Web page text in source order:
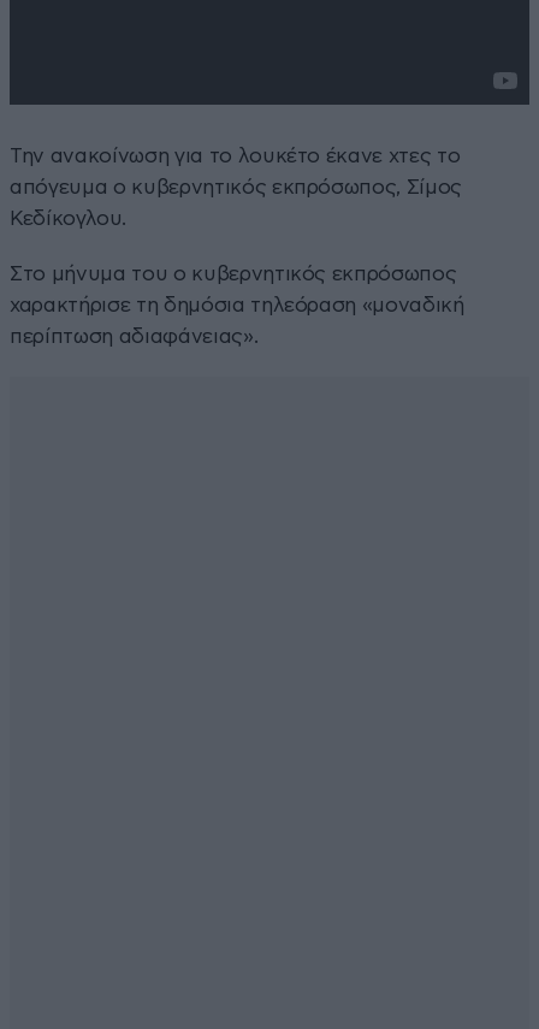
Την ανακοίνωση για το λουκέτο έκανε χτες το
απόγευμα ο κυβερνητικός εκπρόσωπος, Σίμος
Κεδίκογλου.
Στο μήνυμα του ο κυβερνητικός εκπρόσωπος
χαρακτήρισε τη δημόσια τηλεόραση «μοναδική
περίπτωση αδιαφάνειας».